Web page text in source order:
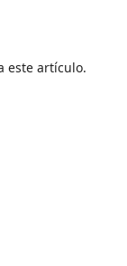
este artículo.